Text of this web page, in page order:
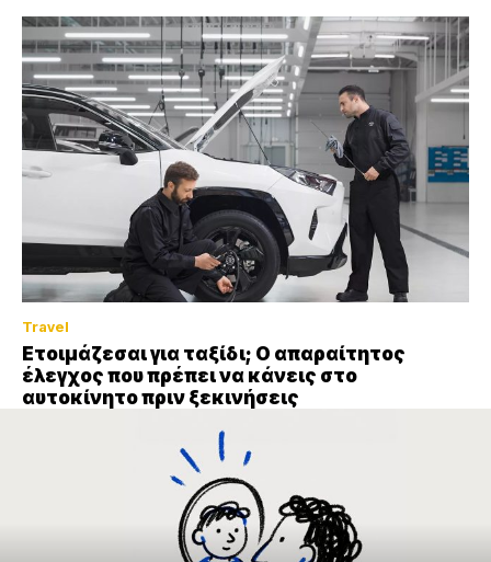
Travel
Ετοιμάζεσαι για ταξίδι; Ο απαραίτητος
έλεγχος που πρέπει να κάνεις στο
αυτοκίνητο πριν ξεκινήσεις